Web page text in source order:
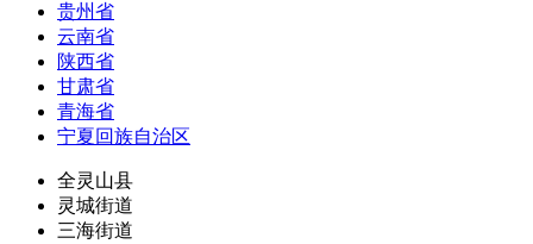
贵州省
云南省
陕西省
甘肃省
青海省
宁夏回族自治区
全灵山县
灵城街道
三海街道